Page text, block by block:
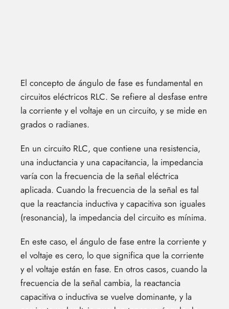
El concepto de ángulo de fase es fundamental en
circuitos eléctricos RLC. Se refiere al desfase entre
la corriente y el voltaje en un circuito, y se mide en
grados o radianes.
En un circuito RLC, que contiene una resistencia,
una inductancia y una capacitancia, la impedancia
varía con la frecuencia de la señal eléctrica
aplicada. Cuando la frecuencia de la señal es tal
que la reactancia inductiva y capacitiva son iguales
(resonancia), la impedancia del circuito es mínima.
En este caso, el ángulo de fase entre la corriente y
el voltaje es cero, lo que significa que la corriente
y el voltaje están en fase. En otros casos, cuando la
frecuencia de la señal cambia, la reactancia
capacitiva o inductiva se vuelve dominante, y la